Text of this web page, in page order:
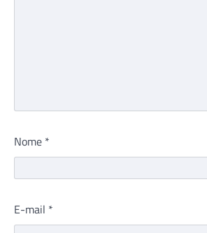
Nome *
E-mail *